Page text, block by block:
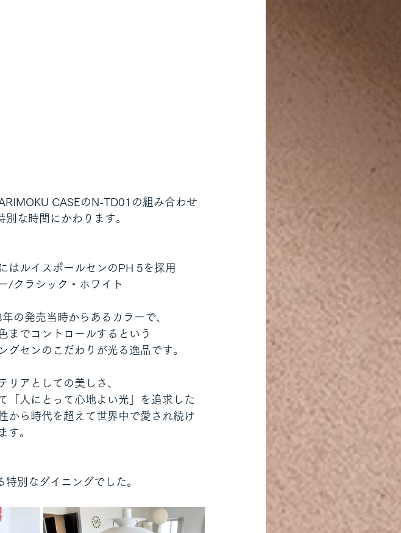
CASEのN-TD01の組み合わせ
な時間にかわります。
はルイスポールセンのPH 5を採用
/クラシック・ホワイト
の発売当時からあるカラーで、
までコントロールするという
グセンのこだわりが光る逸品です。
リアとしての美しさ、
「人にとって心地よい光」を追求した
から時代を超えて世界中で愛され続け
す。
別なダイニングでした。